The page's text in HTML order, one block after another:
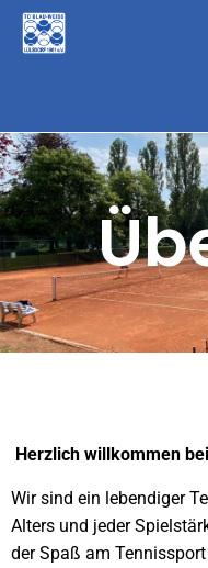
Herzlich willkommen
Wir sind ein lebendiger
Alters und jeder
der Spaß am